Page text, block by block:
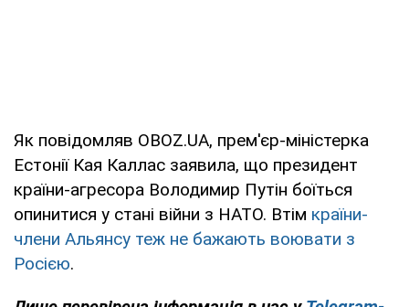
Як повідомляв OBOZ.UA, прем'єр-міністерка
Естонії Кая Каллас заявила, що президент
країни-агресора Володимир Путін боїться
опинитися у стані війни з НАТО. Втім країни-
члени Альянсу теж не бажають воювати з
Росією.